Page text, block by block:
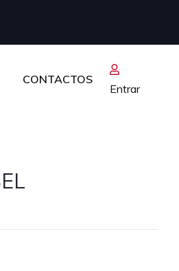
CONTACTOS
Entrar